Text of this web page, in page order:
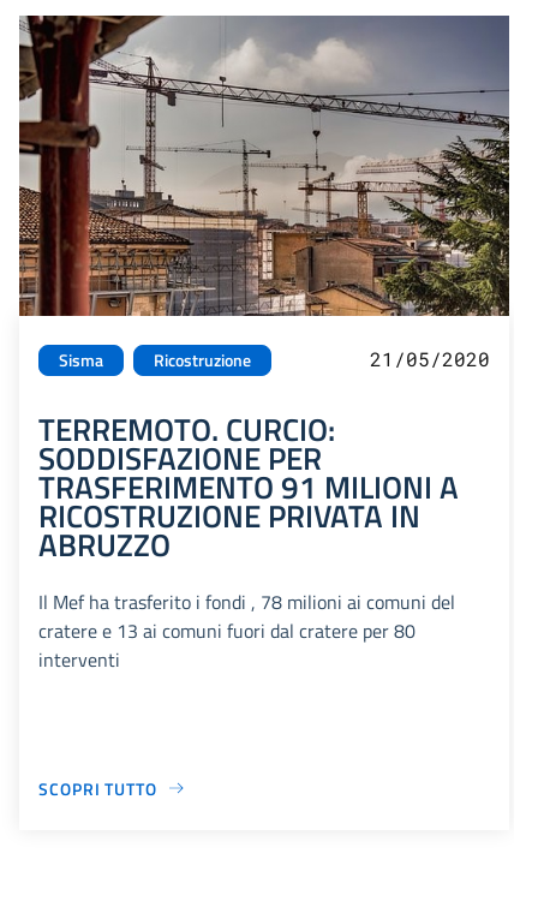
Sisma Ricostruzione 21/05/2020
TERREMOTO. CURCIO:
SODDISFAZIONE PER
TRASFERIMENTO 91 MILIONI A
RICOSTRUZIONE PRIVATA IN
ABRUZZO
Il Mef ha trasferito i fondi , 78 milioni ai comuni del
cratere e 13 ai comuni fuori dal cratere per 80
interventi
SCOPRI TUTTO